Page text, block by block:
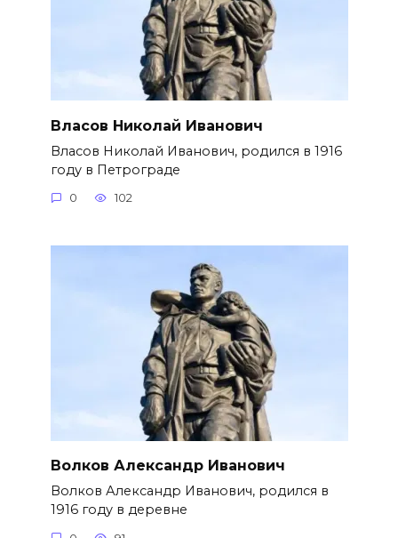
Власов Николай Иванович
Власов Николай Иванович, родился в 1916
году в Петрограде
0 102
Волков Александр Иванович
Волков Александр Иванович, родился в
1916 году в деревне